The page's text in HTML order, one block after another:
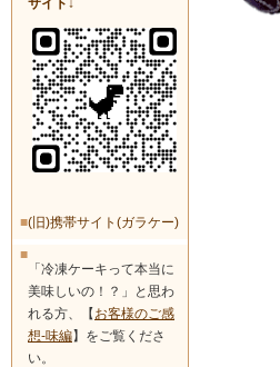
サイト↓
■(旧)携帯サイト(ガラケー)
■
「冷凍ケーキって本当に
美味しいの！？」と思わ
れる方、【 お客様のご感
想-味編】をご覧くださ
い。